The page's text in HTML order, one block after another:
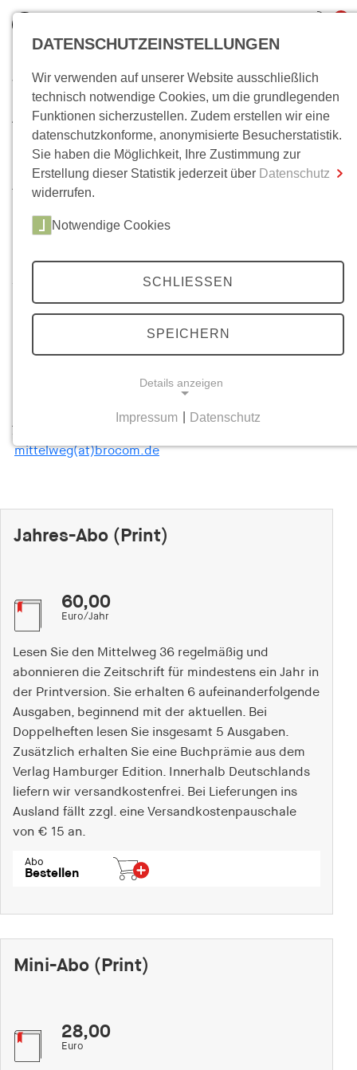
inkl. MwSt.
0,00 €
Zum Warenkorb Zur Kasse
Wo bin ich?
Abonnements
Möchten Sie die Zeitschrift Mittelweg 36
lesen? Wir bieten privaten Kunden vielfältige
Abonnements mit unterschiedlichen Laufzeiten: für
Digital-Abo und für alle, welche die Vorzüge des Print-
Für den wissenschaftlichen Nachwuchs bieten wir
weitere Ermäßigungen.
Bei Fragen zu Ihrem laufenden Abonnement
kontaktieren Sie gern unsere Abonnentenbetreuung,
Brockhaus Kommissionsgeschäft GmbH, unter Angabe
Ihrer Abonnementennummer.
Brockhaus Kommissionsgeschäft GmbH, Postfach,
70803 Kornwestheim
mittelweg(at)brocom.de
Jahres-Abo (Print)
60,00
Euro/Jahr
Lesen Sie den Mittelweg 36 regelmäßig und
abonnieren die Zeitschrift für mindestens ein Jahr in
der Printversion. Sie erhalten 6 aufeinanderfolgende
Ausgaben, beginnend mit der aktuellen. Bei
Doppelheften lesen Sie insgesamt 5 Ausgaben.
Zusätzlich erhalten Sie eine Buchprämie aus dem
Verlag Hamburger Edition. Innerhalb Deutschlands
liefern wir versandkostenfrei. Bei Lieferungen ins
Ausland fällt zzgl. eine Versandkostenpauschale
von € 15 an.
Abo
Bestellen
Mini-Abo (Print)
28,00
Euro
DATENSCHUTZEINSTELLUNGEN
Wir verwenden auf unserer Website ausschließlich
technisch notwendige Cookies, um die grundlegenden
Funktionen sicherzustellen. Zudem erstellen wir eine
datenschutzkonforme, anonymisierte Besucherstatistik.
Sie haben die Möglichkeit, Ihre Zustimmung zur
Erstellung dieser Statistik jederzeit über Datenschutz
widerrufen.
Notwendige Cookies
SCHLIESSEN
SPEICHERN
Details anzeigen
Notwendige Cookies helfen dabei, eine Webseite
Bereiche der Webseite ermöglichen. Die Webseite
kann ohne diese Cookies nicht richtig
funktionieren.
Name:
Anbieter:
Zweck:
Speichert den Zustimmungsstatus des Benutzers
für Cookies auf der aktuellen Domäne.
Cookie Laufzeit:
1 Jahr
Name:
hamburger-edition.de
Cookie Laufzeit:
fonts_loaded
Impressum Datenschutz